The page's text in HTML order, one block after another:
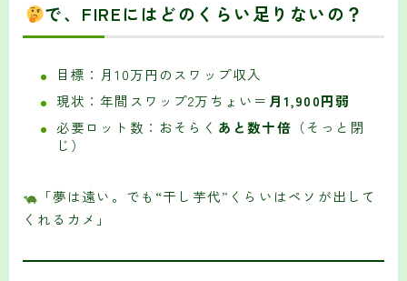
で、FIREにはどのくらい足りないの？
目標：月10万円のスワップ収入
現状：年間スワップ2万ちょい＝ 月1,900円弱
必要ロット数：おそらく あと数十倍 （そっと閉
じ）
「夢は遠い。でも“干し芋代”くらいはペソが出して
くれるカメ」